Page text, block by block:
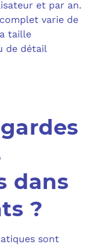
et par an.
varie de
taille
de détail
dans
?
sont